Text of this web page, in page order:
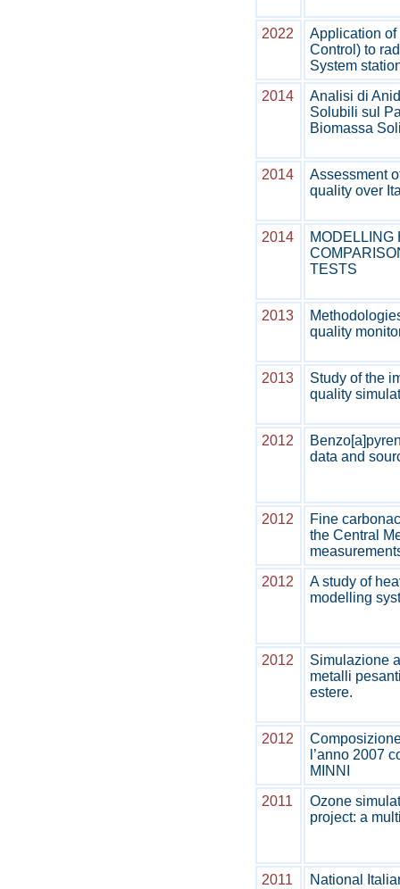
2022
Application of
Control) to
System
2014
Analisi di
Solubili sul
Biomassa
2014
Assessment
quality over
2014
MODELLING
TESTS
2013
quality
2013
Study of the
quality
2012
data and
2012
Fine
the Central
2012
A study of
modelling
2012
Simulazione
metalli
estere.
2012
l’anno 2007
MINNI
2011
Ozone
project: a
2011
National